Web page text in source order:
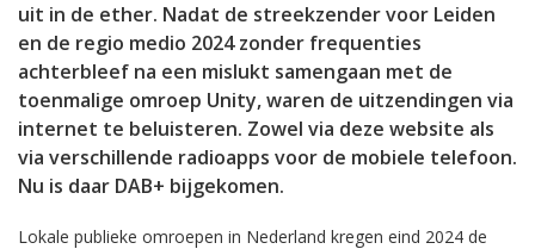
uit in de ether. Nadat de streekzender voor Leiden
en de regio medio 2024 zonder frequenties
achterbleef na een mislukt samengaan met de
toenmalige omroep Unity, waren de uitzendingen via
internet te beluisteren. Zowel via deze website als
via verschillende radioapps voor de mobiele telefoon.
Nu is daar DAB+ bijgekomen.
Lokale publieke omroepen in Nederland kregen eind 2024 de